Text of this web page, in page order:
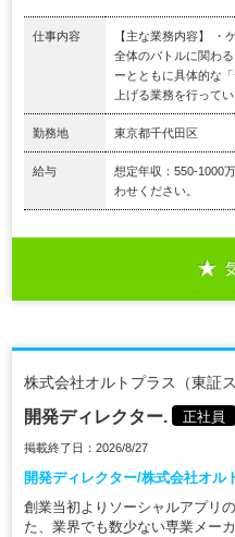
仕事内容
【主な業務内容】 ・
全体のバトルに関わ
ーとともに具体的な
上げる業務を行ってい
勤務地 東京都千代田区
給与
想定年収：550-1000
わせください。
株式会社オルトプラス（東証
開発ディレクター. 正社員
掲載終了日：2026/8/27
開発ディレクター/株式会社オル
創業当初よりソーシャルアプリ
た、業界でも数少ない専業メー